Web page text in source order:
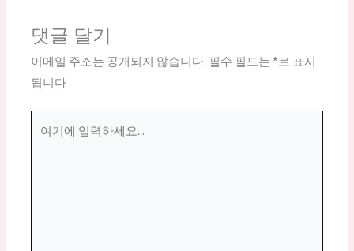
댓글 달기
이메일 주소는 공개되지 않습니다. 필수 필드는*로 표시
됩니다